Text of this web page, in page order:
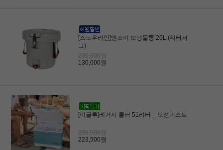
[스노우라인]엔조이 보냉물통 20L (워터저
그)
200,000원
130,000원
[이글루]레거시 쿨러 51리터 _ 오션미스트
298,000원
223,500원